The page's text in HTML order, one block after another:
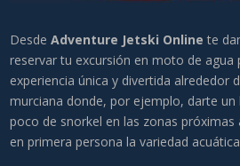
DesdeAdventure Jetski Onlinete
reservar tu excursión en moto de agua
experiencia única y divertida alrededor
murciana donde, por ejemplo, darte un
poco de snorkel en las zonas próximas
en primera persona la variedad